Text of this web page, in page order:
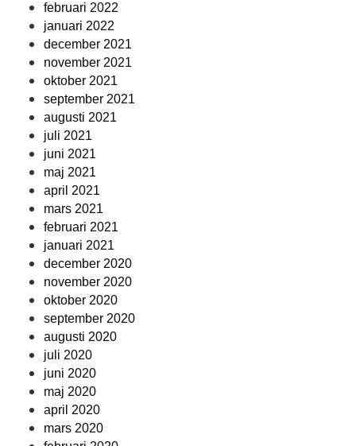
februari 2022
januari 2022
december 2021
november 2021
oktober 2021
september 2021
augusti 2021
juli 2021
juni 2021
maj 2021
april 2021
mars 2021
februari 2021
januari 2021
december 2020
november 2020
oktober 2020
september 2020
augusti 2020
juli 2020
juni 2020
maj 2020
april 2020
mars 2020